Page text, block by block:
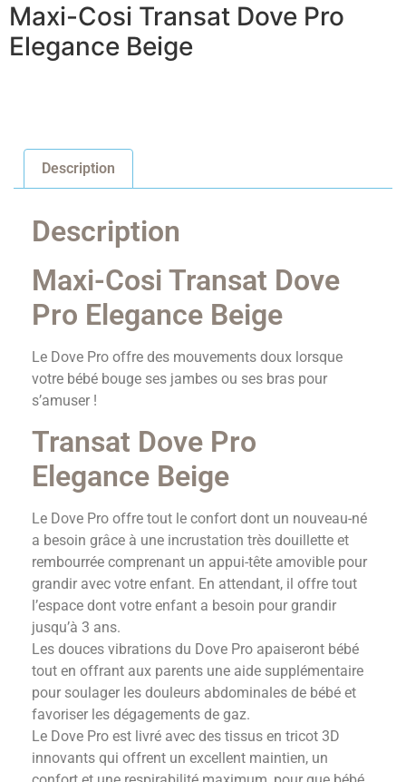
Maxi-Cosi Transat Dove Pro
Elegance Beige
Description
Description
Maxi-Cosi Transat Dove
Pro Elegance Beige
Le Dove Pro offre des mouvements doux lorsque
votre bébé bouge ses jambes ou ses bras pour
s’amuser !
Transat Dove Pro
Elegance Beige
Le Dove Pro offre tout le confort dont un nouveau-né
a besoin grâce à une incrustation très douillette et
rembourrée comprenant un appui-tête amovible pour
grandir avec votre enfant. En attendant, il offre tout
l’espace dont votre enfant a besoin pour grandir
jusqu’à 3 ans.
Les douces vibrations du Dove Pro apaiseront bébé
tout en offrant aux parents une aide supplémentaire
pour soulager les douleurs abdominales de bébé et
favoriser les dégagements de gaz.
Le Dove Pro est livré avec des tissus en tricot 3D
innovants qui offrent un excellent maintien, un